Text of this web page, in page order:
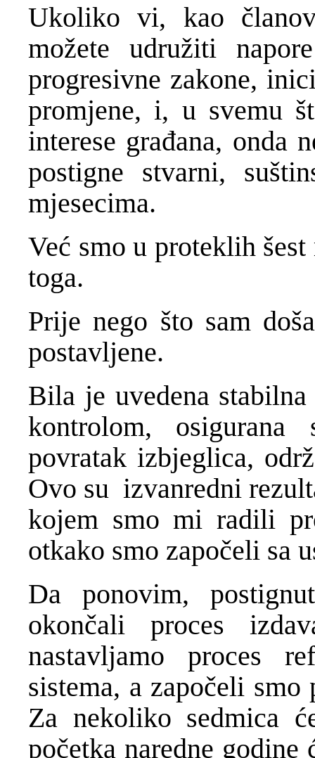
Ukoliko vi, kao
možete udružiti
progresivne zakone,
promjene, i, u svemu
interese građana, onda
postigne stvarni,
mjesecima.
Već smo u proteklih
toga.
Prije nego što sam
postavljene.
Bila je uvedena
kontrolom, osigurana
povratak izbjeglica,
Ovo su izvanredni
kojem smo mi radili
otkako smo započeli sa
Da ponovim,
okončali proces
nastavljamo proces
sistema, a započeli smo
Za nekoliko sedmica
početka naredne